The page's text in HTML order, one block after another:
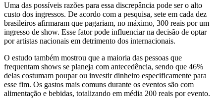
Uma das possíveis razões para essa discrepância pode ser o alto
custo dos ingressos. De acordo com a pesquisa, sete em cada dez
brasileiros afirmaram que pagariam, no máximo, 300 reais por um
ingresso de show. Esse fator pode influenciar na decisão de optar
por artistas nacionais em detrimento dos internacionais.
O estudo também mostrou que a maioria das pessoas que
frequentam shows se planeja com antecedência, sendo que 46%
delas costumam poupar ou investir dinheiro especificamente para
esse fim. Os gastos mais comuns durante os eventos são com
alimentação e bebidas, totalizando em média 200 reais por evento.